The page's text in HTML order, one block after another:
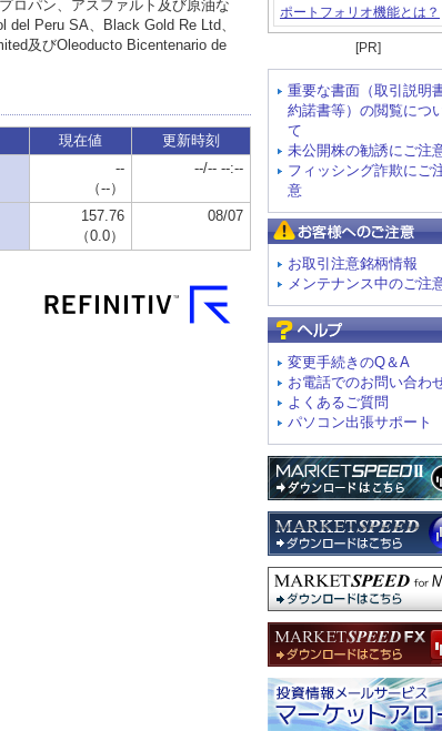
ポートフォリオ機能とは？
[PR]
重要な書面（取引説明
約諾書等）の閲覧につ
て
未公開株の勧誘にご注
フィッシング詐欺にご
意
お取引注意銘柄情報
メンテナンス中のご注
変更手続きのQ＆A
お電話でのお問い合わ
よくあるご質問
パソコン出張サポート